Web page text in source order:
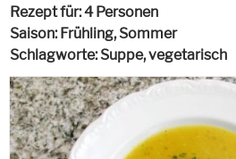
Rezept für 4 Personen
Saison Frühling, Sommer
Schlagworte Suppe,vegetarisch